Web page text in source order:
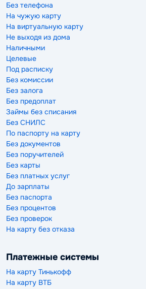
Без телефона
На чужую карту
На виртуальную карту
Не выходя из дома
Наличными
Целевые
Под расписку
Без комиссии
Без залога
Без предоплат
Займы без списания
Без СНИЛС
По паспорту на карту
Без документов
Без поручителей
Без карты
Без платных услуг
До зарплаты
Без паспорта
Без процентов
Без проверок
На карту без отказа
Платежные системы
На карту Тинькофф
На карту ВТБ